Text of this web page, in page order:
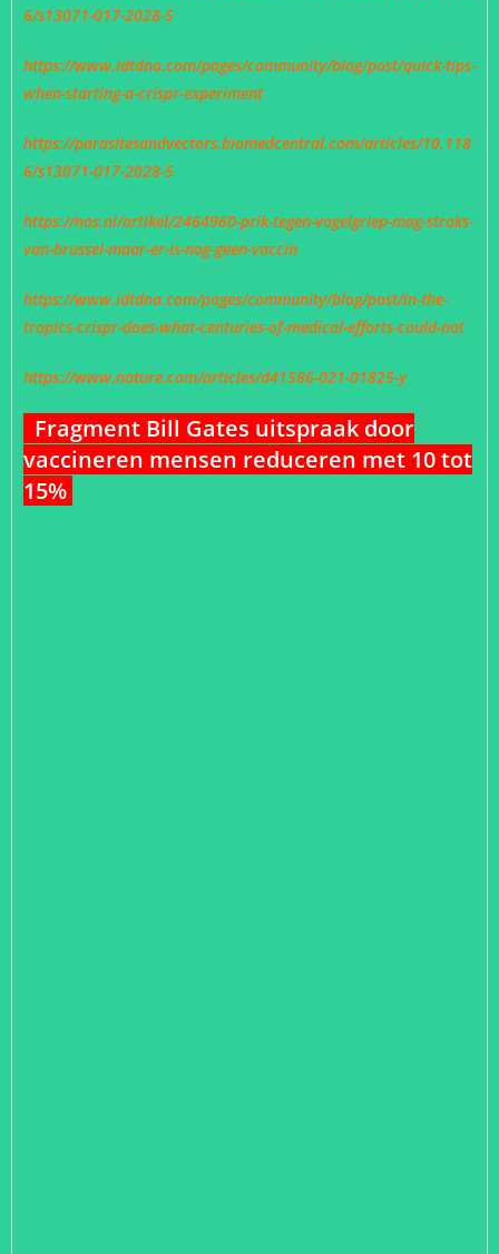
6/s13071-017-2028-5
https://www.idtdna.com/pages/community/blog/post/quick-tips-
when-starting-a-crispr-experiment
https://parasitesandvectors.biomedcentral.com/articles/10.118
6/s13071-017-2028-5
https://nos.nl/artikel/2464960-prik-tegen-vogelgriep-mag-straks-
van-brussel-maar-er-is-nog-geen-vaccin
https://www.idtdna.com/pages/community/blog/post/in-the-
tropics-crispr-does-what-centuries-of-medical-efforts-could-not
https://www.nature.com/articles/d41586-021-01825-y
Fragment Bill Gates uitspraak door
vaccineren mensen reduceren met 10 tot
15%